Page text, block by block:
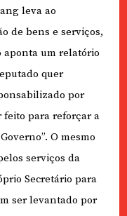
leva ao
de bens e serviços,
aponta um relatório
quer
por
feito para reforçar a
O mesmo
serviços da
Secretário para
ser levantado por